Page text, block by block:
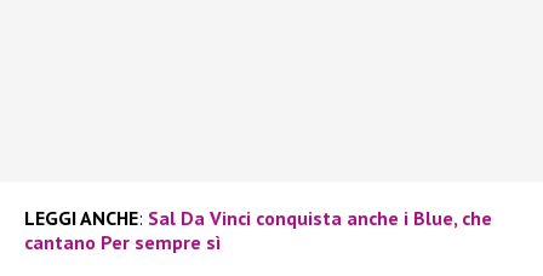
LEGGI ANCHE: Sal Da Vinci conquista anche i Blue, che
cantano Per sempre sì